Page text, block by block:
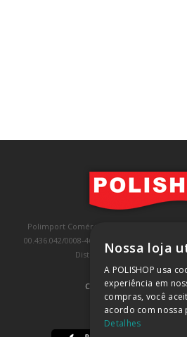
Polimport Comércio e Exportação LTDA,
00.436.042/0008-46, IE 407.458.707.103, com
Distrito Industrial, Jundiaí/SP,
COMPRA 100% SEGURA
BAIXE NOSSO APP
Nossa loja
A POLISHOP usa
experiência em
compras, você
acordo com nossa
Detalhes